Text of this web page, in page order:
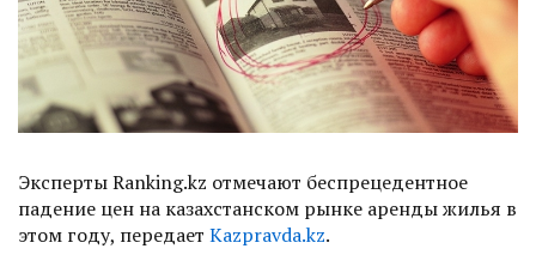
Эксперты Ranking.kz отмечают беспрецедентное
падение цен на казахстанском рынке аренды жилья в
этом году, передает Kazpravda.kz.